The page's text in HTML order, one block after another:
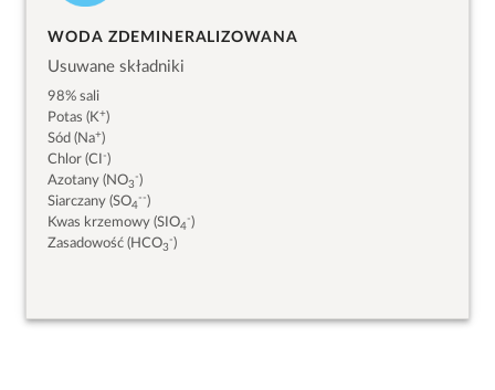
WODA ZDEMINERALIZOWANA
Usuwane składniki
98% sali
Potas (K+)
Sód (Na+)
Chlor (CI -)
Azotany (NO3
-)
Siarczany (SO4
--)
Kwas krzemowy (SIO4
-)
Zasadowość (HCO3
-)